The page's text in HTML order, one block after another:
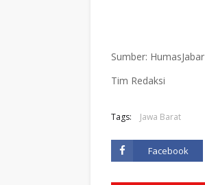
Sumber: HumasJabar
Tim Redaksi
Tags: Jawa Barat
Facebook